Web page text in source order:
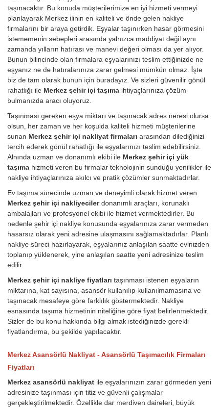
taşınacaktır. Bu konuda müşterilerimize en iyi hizmeti vermeyi
planlayarak Merkez ilinin en kaliteli ve önde gelen nakliye
firmalarını bir araya getirdik. Eşyalar taşınırken hasar görmesini
istememenin sebepleri arasında yalnızca maddiyat değil aynı
zamanda yılların hatırası ve manevi değeri olması da yer alıyor.
Bunun bilincinde olan firmalara eşyalarınızı teslim ettiğinizde ne
eşyanız ne de hatıralarınıza zarar gelmesi mümkün olmaz. İşte
biz de tam olarak bunun için buradayız. Ve sizleri güvenilir gönül
rahatlığı ile Merkez şehir içi taşıma ihtiyaçlarınıza çözüm
bulmanızda aracı oluyoruz.
Taşınması gereken eşya miktarı ve taşınacak adres neresi olursa
olsun, her zaman ve her koşulda kaliteli hizmeti müşterilerine
sunan Merkez şehir içi nakliyat firmaları arasından dilediğinizi
tercih ederek gönül rahatlığı ile eşyalarınızı teslim edebilirsiniz.
Alnında uzman ve donanımlı ekibi ile Merkez şehir içi yük
taşıma hizmeti veren bu firmalar teknolojinin sunduğu yenilikler ile
nakliye ihtiyaçlarınıza akılcı ve pratik çözümler sunmaktadırlar.
Ev taşıma sürecinde uzman ve deneyimli olarak hizmet veren
Merkez şehir içi nakliyecilerdonanımlı araçları, korunaklı
ambalajları ve profesyonel ekibi ile hizmet vermektedirler. Bu
nedenle şehir içi nakliye konusunda eşyalarınıza zarar vermeden
hasarsız olarak yeni adresine ulaşmasını sağlamaktadırlar. Planlı
nakliye süreci hazırlayarak, eşyalarınız anlaşılan saatte evinizden
toplanıp yüklenerek, yine anlaşılan saatte yeni adresinize teslim
edilir.
Merkez şehir içi nakliye fiyatları taşınması istenen eşyaların
miktarına, kat sayısına, asansör kullanılıp kullanılmamasına ve
taşınacak mesafeye göre farklılık göstermektedir. Nakliye
esnasında taşıma hizmetinin niteliğine göre fiyat belirlenmektedir.
Sizler de bu konu hakkında bilgi almak istediğinizde gerekli
fiyatlandırma, bu şekilde yapılacaktır.
Merkez Asansörlü Nakliyat - Asansörlü Taşımacılık Firmaları
Fiyatları
Merkez asansörlü nakliyat ile eşyalarınızın zarar görmeden yeni
adresinize taşınması için titiz ve güvenli çalışmalar
gerçekleştirilmektedir. Özellikle dar merdiven daireleri, büyük